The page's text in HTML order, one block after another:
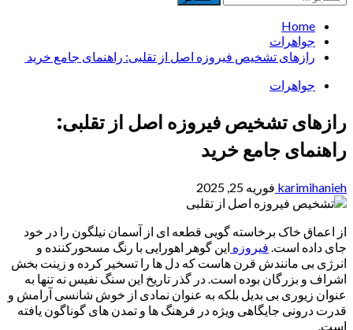
برای:
Home
جواهرات
رازهای تشخیص فیروزه اصل از تقلبی: راهنمای جامع خرید
جواهرات
رازهای تشخیص فیروزه اصل از تقلبی:
راهنمای جامع خرید
karimihanieh فوریه 25, 2025
از اعماق خاک برخاسته گویی قطعه ای از آسمان نیلگون را در خود
جای داده است. فیروزه این گوهر اهورایی با رنگ مسحورکننده و
انرژی بی مانندش قرن هاست که دل ها را تسخیر کرده و زینت بخش
اشراف و بزرگان بوده است. در گذر تاریخ این سنگ نفیس نه تنها به
عنوان زیوری بی بدیل بلکه به عنوان نمادی از خوش شانسی آرامش و
قدرت درونی جایگاهی ویژه در فرهنگ ها و تمدن های گوناگون یافته
است.